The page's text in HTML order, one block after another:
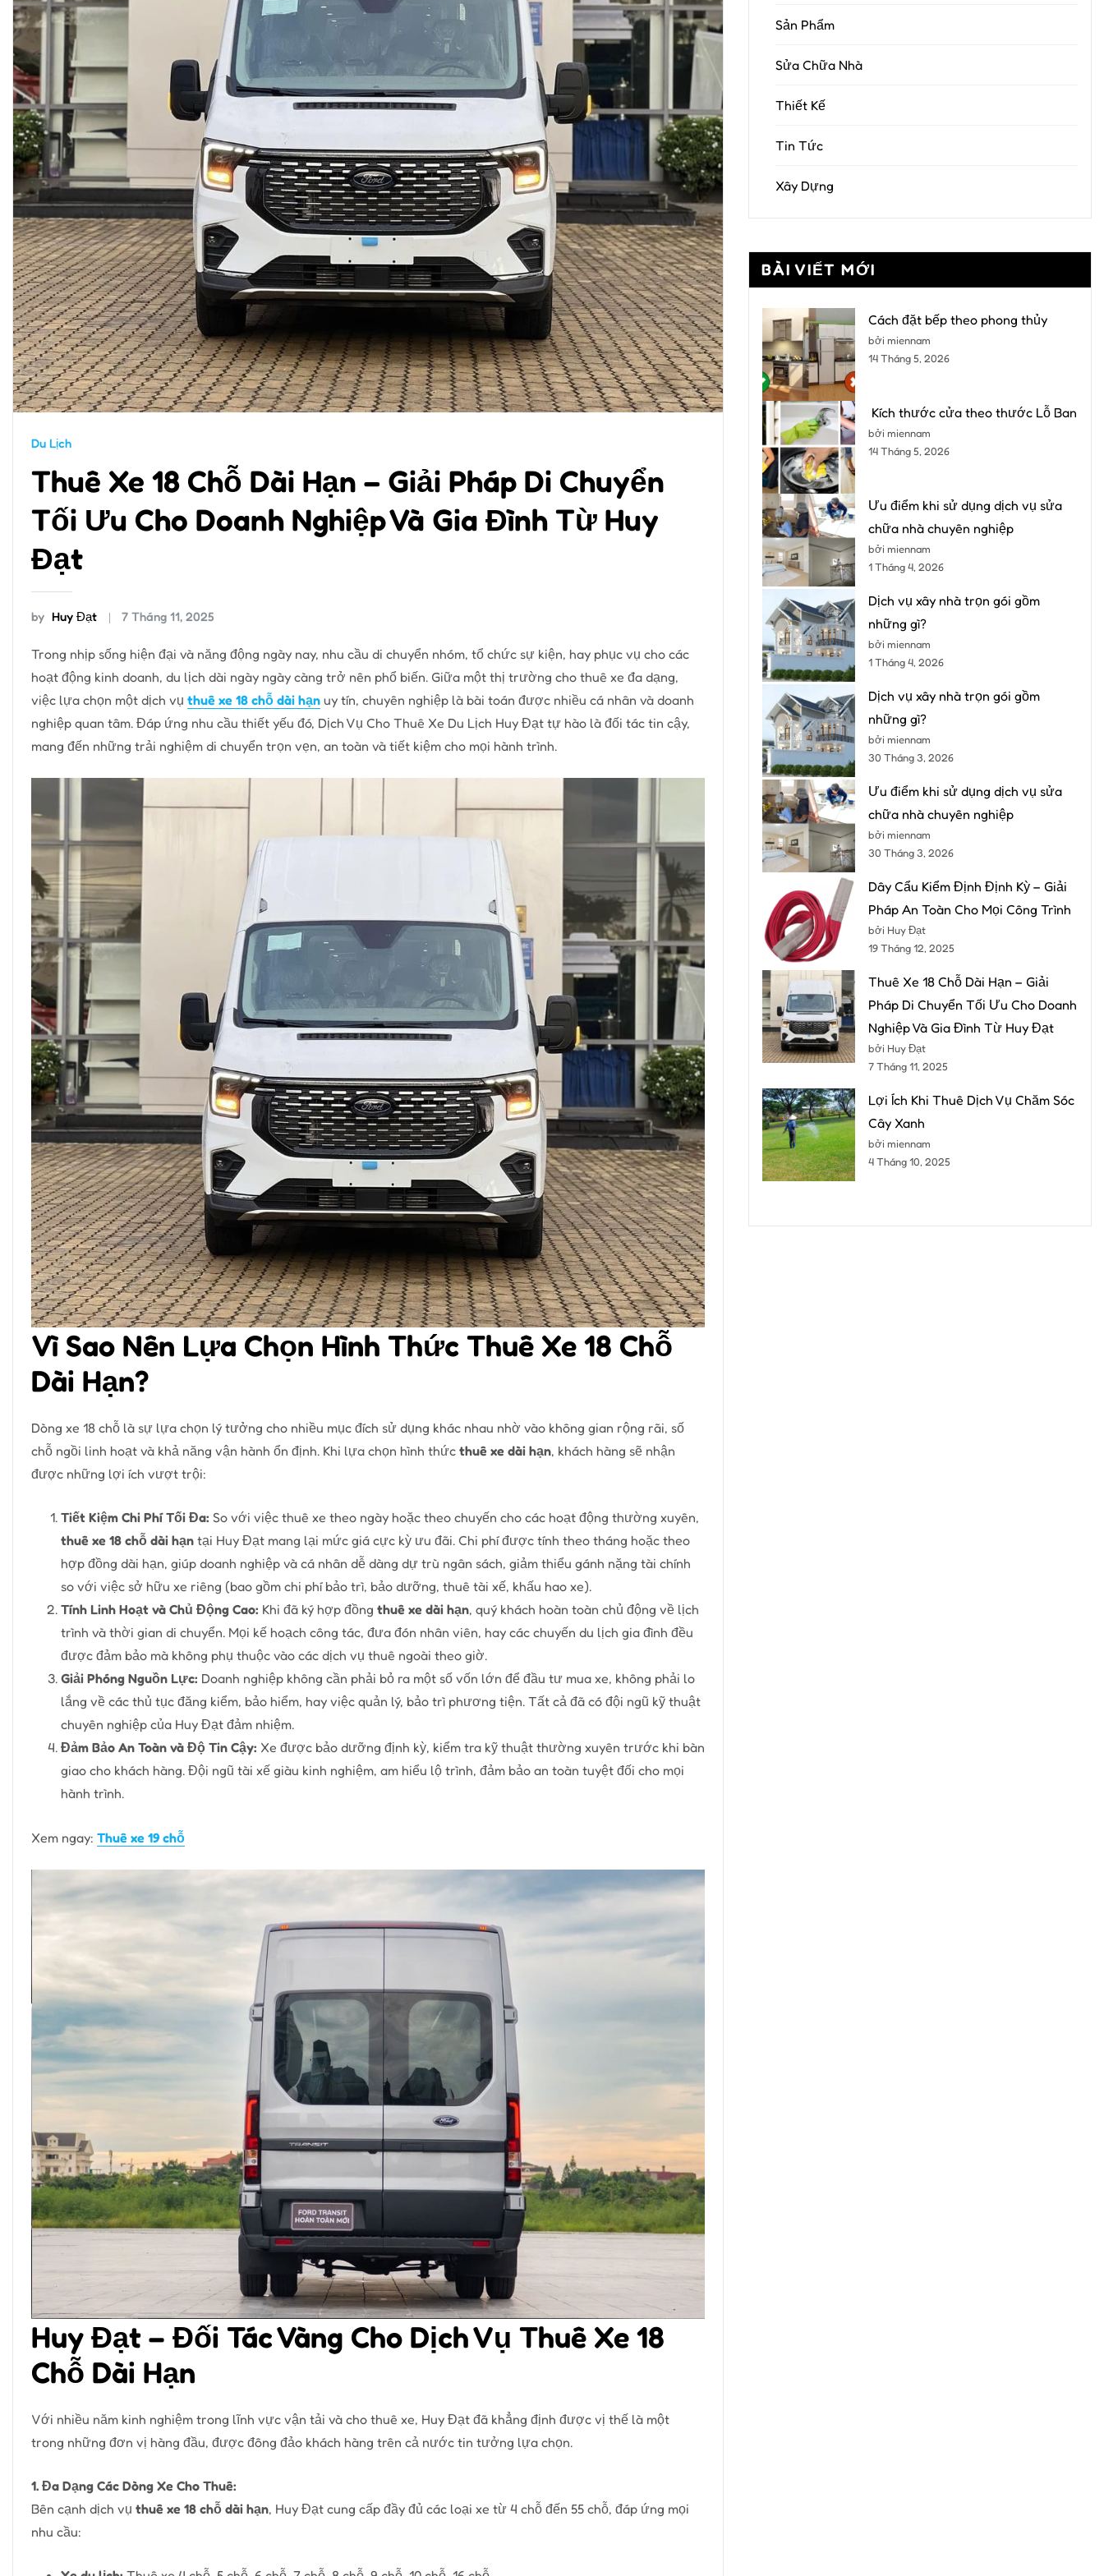
Du Lịch
Thuê Xe 18 Chỗ Dài Hạn – Giải Pháp Di Chuyển
Tối Ưu Cho Doanh Nghiệp Và Gia Đình Từ Huy
Đạt
by Huy Đạt 7 Tháng 11, 2025
Trong nhịp sống hiện đại và năng động ngày nay, nhu cầu di chuyển nhóm, tổ chức sự kiện, hay phục vụ cho các
hoạt động kinh doanh, du lịch dài ngày ngày càng trở nên phổ biến. Giữa một thị trường cho thuê xe đa dạng,
việc lựa chọn một dịch vụ thuê xe 18 chỗ dài hạn uy tín, chuyên nghiệp là bài toán được nhiều cá nhân và doanh
nghiệp quan tâm. Đáp ứng nhu cầu thiết yếu đó, Dịch Vụ Cho Thuê Xe Du Lịch Huy Đạt tự hào là đối tác tin cậy,
mang đến những trải nghiệm di chuyển trọn vẹn, an toàn và tiết kiệm cho mọi hành trình.
Vì Sao Nên Lựa Chọn Hình Thức Thuê Xe 18 Chỗ
Dài Hạn?
Dòng xe 18 chỗ là sự lựa chọn lý tưởng cho nhiều mục đích sử dụng khác nhau nhờ vào không gian rộng rãi, số
chỗ ngồi linh hoạt và khả năng vận hành ổn định. Khi lựa chọn hình thức thuê xe dài hạn, khách hàng sẽ nhận
được những lợi ích vượt trội:
Tiết Kiệm Chi Phí Tối Đa: So với việc thuê xe theo ngày hoặc theo chuyến cho các hoạt động thường xuyên,
thuê xe 18 chỗ dài hạn tại Huy Đạt mang lại mức giá cực kỳ ưu đãi. Chi phí được tính theo tháng hoặc theo
hợp đồng dài hạn, giúp doanh nghiệp và cá nhân dễ dàng dự trù ngân sách, giảm thiểu gánh nặng tài chính
so với việc sở hữu xe riêng (bao gồm chi phí bảo trì, bảo dưỡng, thuê tài xế, khấu hao xe).
Tính Linh Hoạt và Chủ Động Cao: Khi đã ký hợp đồng thuê xe dài hạn, quý khách hoàn toàn chủ động về lịch
trình và thời gian di chuyển. Mọi kế hoạch công tác, đưa đón nhân viên, hay các chuyến du lịch gia đình đều
được đảm bảo mà không phụ thuộc vào các dịch vụ thuê ngoài theo giờ.
Giải Phóng Nguồn Lực: Doanh nghiệp không cần phải bỏ ra một số vốn lớn để đầu tư mua xe, không phải lo
lắng về các thủ tục đăng kiểm, bảo hiểm, hay việc quản lý, bảo trì phương tiện. Tất cả đã có đội ngũ kỹ thuật
chuyên nghiệp của Huy Đạt đảm nhiệm.
Đảm Bảo An Toàn và Độ Tin Cậy: Xe được bảo dưỡng định kỳ, kiểm tra kỹ thuật thường xuyên trước khi bàn
giao cho khách hàng. Đội ngũ tài xế giàu kinh nghiệm, am hiểu lộ trình, đảm bảo an toàn tuyệt đối cho mọi
hành trình.
Xem ngay: Thuê xe 19 chỗ
Huy Đạt – Đối Tác Vàng Cho Dịch Vụ Thuê Xe 18
Chỗ Dài Hạn
Với nhiều năm kinh nghiệm trong lĩnh vực vận tải và cho thuê xe, Huy Đạt đã khẳng định được vị thế là một
trong những đơn vị hàng đầu, được đông đảo khách hàng trên cả nước tin tưởng lựa chọn.
1. Đa Dạng Các Dòng Xe Cho Thuê:
Bên cạnh dịch vụ thuê xe 18 chỗ dài hạn, Huy Đạt cung cấp đầy đủ các loại xe từ 4 chỗ đến 55 chỗ, đáp ứng mọi
nhu cầu:
Sản Phẩm
Sửa Chữa Nhà
Thiết Kế
Tin Tức
Xây Dựng
BÀI VIẾT MỚI
Cách đặt bếp theo phong thủy
bởi miennam
14 Tháng 5, 2026
Kích thước cửa theo thước Lỗ Ban
bởi miennam
14 Tháng 5, 2026
Ưu điểm khi sử dụng dịch vụ sửa
chữa nhà chuyên nghiệp
bởi miennam
1 Tháng 4, 2026
Dịch vụ xây nhà trọn gói gồm
những gì?
bởi miennam
1 Tháng 4, 2026
Dịch vụ xây nhà trọn gói gồm
những gì?
bởi miennam
30 Tháng 3, 2026
Ưu điểm khi sử dụng dịch vụ sửa
chữa nhà chuyên nghiệp
bởi miennam
30 Tháng 3, 2026
Dây Cẩu Kiểm Định Định Kỳ – Giải
Pháp An Toàn Cho Mọi Công Trình
bởi Huy Đạt
19 Tháng 12, 2025
Thuê Xe 18 Chỗ Dài Hạn – Giải
Pháp Di Chuyển Tối Ưu Cho Doanh
Nghiệp Và Gia Đình Từ Huy Đạt
bởi Huy Đạt
7 Tháng 11, 2025
Lợi Ích Khi Thuê Dịch Vụ Chăm Sóc
Cây Xanh
bởi miennam
4 Tháng 10, 2025